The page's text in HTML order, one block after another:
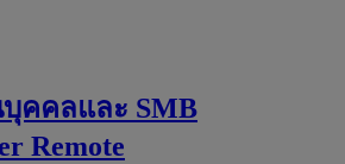
คคลและ SMB
Remote